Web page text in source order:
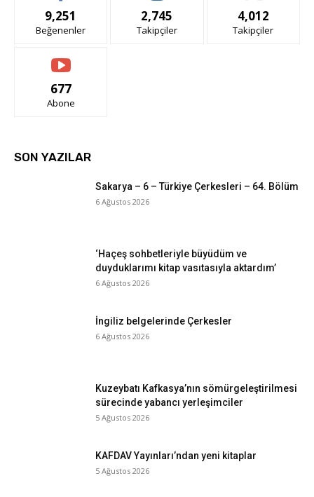
9,251
Beğenenler
2,745
Takipçiler
4,012
Takipçiler
677
Abone
SON YAZILAR
Sakarya – 6 – Türkiye Çerkesleri – 64. Bölüm
6 Ağustos 2026
‘Haçeş sohbetleriyle büyüdüm ve
duyduklarımı kitap vasıtasıyla aktardım’
6 Ağustos 2026
İngiliz belgelerinde Çerkesler
6 Ağustos 2026
Kuzeybatı Kafkasya’nın sömürgeleştirilmesi
sürecinde yabancı yerleşimciler
5 Ağustos 2026
KAFDAV Yayınları’ndan yeni kitaplar
5 Ağustos 2026